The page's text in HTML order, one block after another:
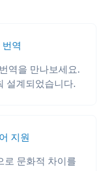
역
역을 만나보세요.
설계되었습니다.
지원
로 문화적 차이를